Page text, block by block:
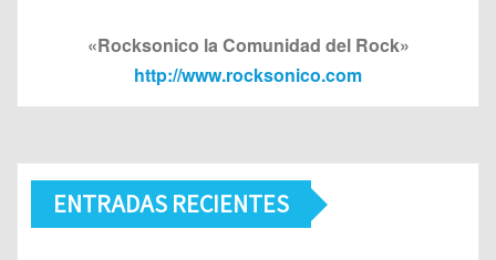
«Rocksonico la Comunidad del Rock»
http://www.rocksonico.com
ENTRADAS RECIENTES